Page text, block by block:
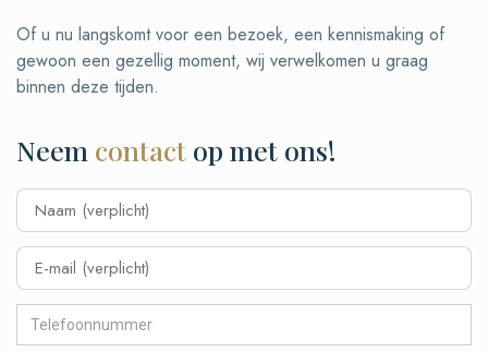
Of u nu langskomt voor een bezoek, een kennismaking of
gewoon een gezellig moment, wij verwelkomen u graag
binnen deze tijden.
Neem contact op met ons!